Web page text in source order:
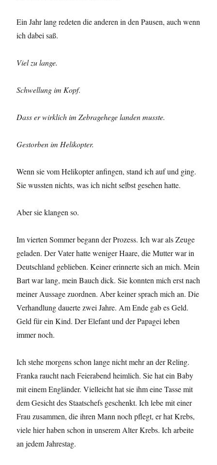
Ein Jahr lang redeten die anderen in den Pausen, auch wenn
ich dabei saß.
Viel zu lange.
Schwellung im Kopf.
Dass er wirklich im Zebragehege landen musste.
Gestorben im Helikopter.
Wenn sie vom Helikopter anfingen, stand ich auf und ging.
Sie wussten nichts, was ich nicht selbst gesehen hatte.
Aber sie klangen so.
Im vierten Sommer begann der Prozess. Ich war als Zeuge
geladen. Der Vater hatte weniger Haare, die Mutter war in
Deutschland geblieben. Keiner erinnerte sich an mich. Mein
Bart war lang, mein Bauch dick. Sie konnten mich erst nach
meiner Aussage zuordnen. Aber keiner sprach mich an. Die
Verhandlung dauerte zwei Jahre. Am Ende gab es Geld.
Geld für ein Kind. Der Elefant und der Papagei leben
immer noch.
Ich stehe morgens schon lange nicht mehr an der Reling.
Franka raucht nach Feierabend heimlich. Sie hat ein Baby
mit einem Engländer. Vielleicht hat sie ihm eine Tasse mit
dem Gesicht des Staatschefs geschenkt. Ich lebe mit einer
Frau zusammen, die ihren Mann noch pflegt, er hat Krebs,
viele hier haben schon in unserem Alter Krebs. Ich arbeite
an jedem Jahrestag.